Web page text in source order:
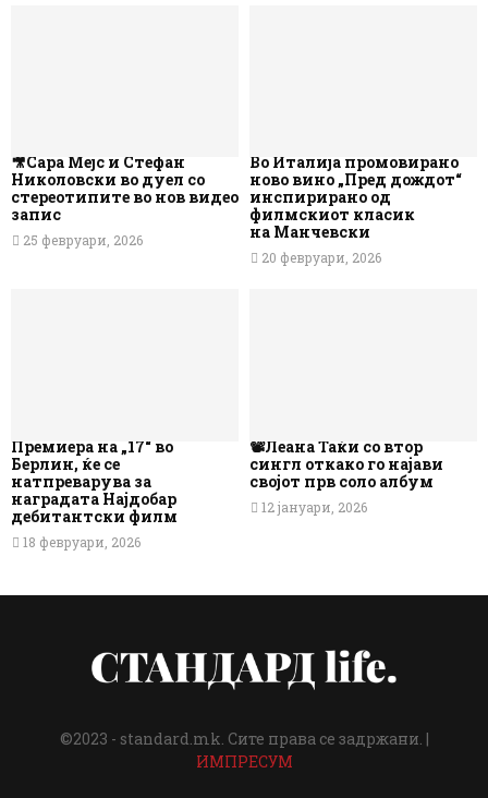
🎥Сара Мејс и Стефан
Николовски во дуел со
стереотипите во нов видео
запис
25 февруари, 2026
Во Италија промовирано
ново вино „Пред дождот“
инспирирано од
филмскиот класик
на Манчевски
20 февруари, 2026
Премиера на „17“ во
Берлин, ќе се
натпреварува за
наградата Најдобар
дебитантски филм
18 февруари, 2026
📽️Леана Таќи со втор
сингл откако го најави
својот прв соло албум
12 јануари, 2026
©2023 - standard.mk. Сите права се задржани. |
ИМПРЕСУМ